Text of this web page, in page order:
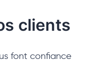
clients
font confiance